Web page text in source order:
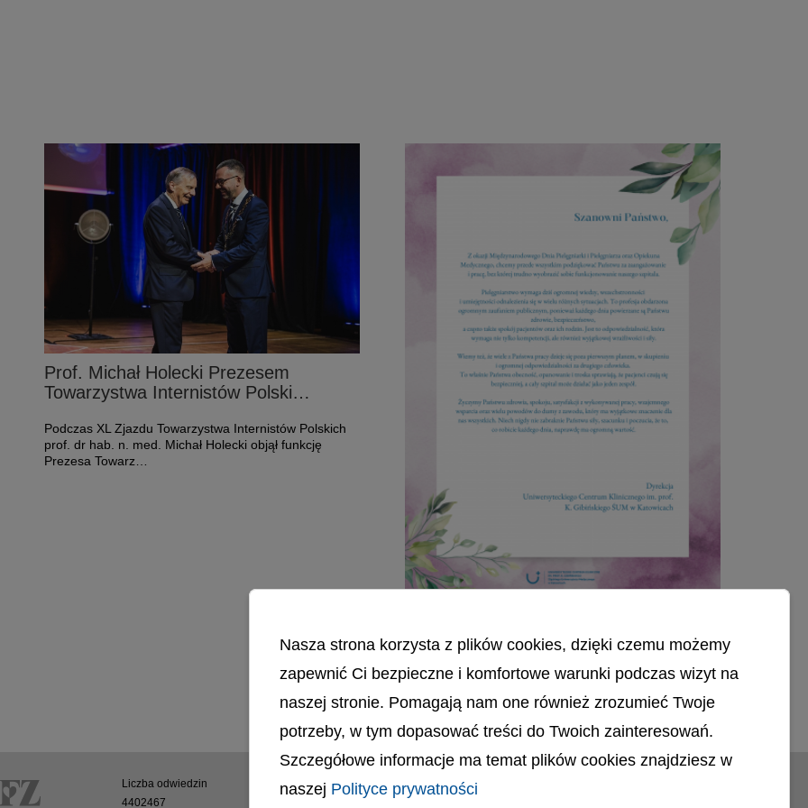
Prof. Michał Holecki Prezesem
Towarzystwa Internistów Polski…
Podczas XL Zjazdu Towarzystwa Internistów Polskich
prof. dr hab. n. med. Michał Holecki objął funkcję
Prezesa Towarz…
Czytaj więcej o: Prof. Michał Holecki Prezesem Towarzystwa Internistów Polskich na kadencję 2026-2030
12 maja obchodzimy Międzynarodowy Dzień
Pielęgniarek i Pielęgniarzy
Czytaj więcej o: Międzynarodowy Dzień Pielęgniarek i Pielęgniarzy
Liczba odwiedzin
4402467
Polityka cookies
Nasza strona korzysta z plików cookies, dzięki czemu możemy
zapewnić Ci bezpieczne i komfortowe warunki podczas wizyt na
naszej stronie. Pomagają nam one również zrozumieć Twoje
potrzeby, w tym dopasować treści do Twoich zainteresowań.
Szczegółowe informacje ma temat plików cookies znajdziesz w
naszej Polityce prywatności